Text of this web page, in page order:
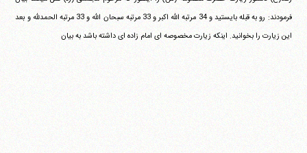
فرمودند: رو به قبله بایستید و 34 مرتبه الله اکبر و 33 مرتبه سبحان الله و 33 مرتبه الحمدلله و بعد
این زیارت را بخوانید. اینکه زیارت مخصوصه ای امام زاده ای داشته باشد به بیان